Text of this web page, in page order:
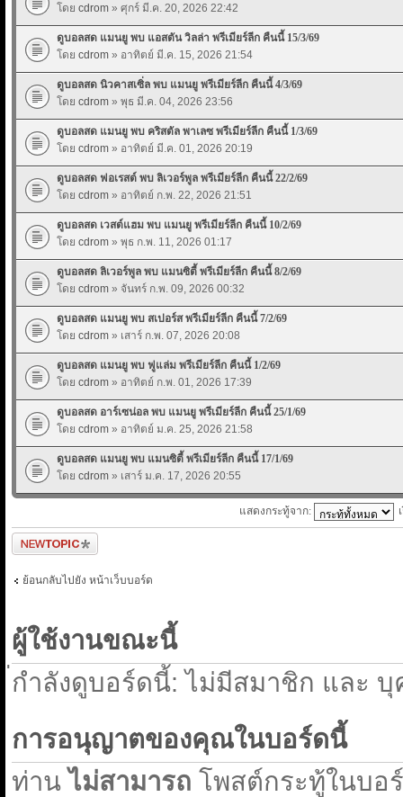
โดย cdrom » ศุกร์ มี.ค. 20, 2026 22:42
ดูบอลสด แมนยู พบ แอสตัน วิลล่า พรีเมียร์ลีก คืนนี้ 15/3/69
โดย cdrom » อาทิตย์ มี.ค. 15, 2026 21:54
ดูบอลสด นิวคาสเซิ่ล พบ แมนยู พรีเมียร์ลีก คืนนี้ 4/3/69
โดย cdrom » พุธ มี.ค. 04, 2026 23:56
ดูบอลสด แมนยู พบ คริสตัล พาเลซ พรีเมียร์ลีก คืนนี้ 1/3/69
โดย cdrom » อาทิตย์ มี.ค. 01, 2026 20:19
ดูบอลสด ฟอเรสต์ พบ ลิเวอร์พูล พรีเมียร์ลีก คืนนี้ 22/2/69
โดย cdrom » อาทิตย์ ก.พ. 22, 2026 21:51
ดูบอลสด เวสต์แฮม พบ แมนยู พรีเมียร์ลีก คืนนี้ 10/2/69
โดย cdrom » พุธ ก.พ. 11, 2026 01:17
ดูบอลสด ลิเวอร์พูล พบ แมนซิตี้ พรีเมียร์ลีก คืนนี้ 8/2/69
โดย cdrom » จันทร์ ก.พ. 09, 2026 00:32
ดูบอลสด แมนยู พบ สเปอร์ส พรีเมียร์ลีก คืนนี้ 7/2/69
โดย cdrom » เสาร์ ก.พ. 07, 2026 20:08
ดูบอลสด แมนยู พบ ฟูแล่ม พรีเมียร์ลีก คืนนี้ 1/2/69
โดย cdrom » อาทิตย์ ก.พ. 01, 2026 17:39
ดูบอลสด อาร์เซน่อล พบ แมนยู พรีเมียร์ลีก คืนนี้ 25/1/69
โดย cdrom » อาทิตย์ ม.ค. 25, 2026 21:58
ดูบอลสด แมนยู พบ แมนซิตี้ พรีเมียร์ลีก คืนนี้ 17/1/69
โดย cdrom » เสาร์ ม.ค. 17, 2026 20:55
แสดงกระทู้จาก:
ตั้งกระทู้ใหม่
ย้อนกลับไปยัง หน้าเว็บบอร์ด
ผู้ใช้งานขณะนี้
กำลังดูบอร์ดนี้: ไม่มีสมาชิก และ
การอนุญาตของคุณในบอร์ดนี้
ท่านไม่สามารถ โพสต์กระทู้ในบอ